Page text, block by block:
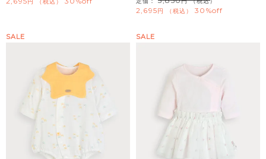
2,695 税込 30%off
SALE SALE